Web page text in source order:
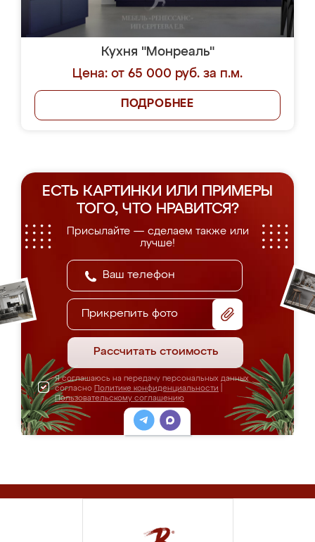
Кухня "Монреаль"
Цена: от 65 000 руб. за п.м.
ПОДРОБНЕЕ
ЕСТЬ КАРТИНКИ ИЛИ ПРИМЕРЫ
ТОГО, ЧТО НРАВИТСЯ?
Присылайте — сделаем также или
лучше!
Прикрепить фото
Рассчитать стоимость
Я соглашаюсь на передачу персональных данных
согласно Политике конфиденциальности
Пользовательскому соглашению